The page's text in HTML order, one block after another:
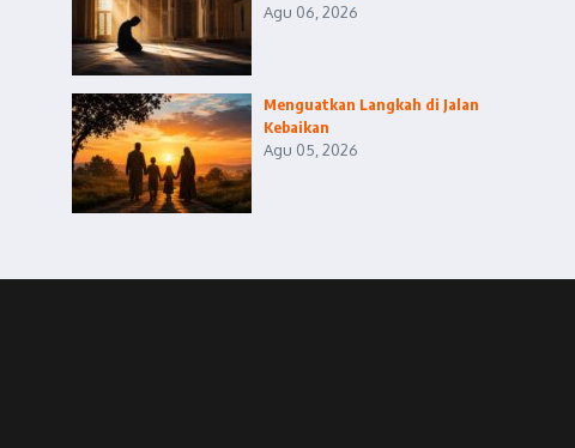
Agu 06, 2026
Menguatkan Langkah di Jalan
Kebaikan
Agu 05, 2026